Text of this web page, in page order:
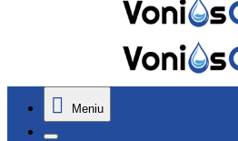
Meniu